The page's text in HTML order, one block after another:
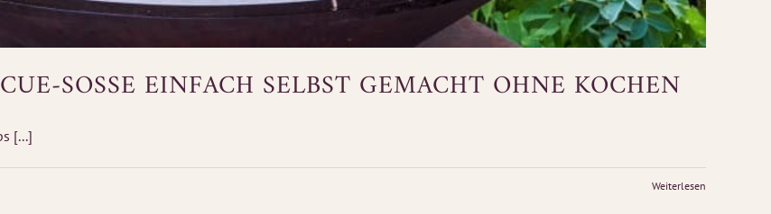
SOSSE EINFACH SELBST GEMACHT OHNE KOCHEN
[...]
Weiterlesen